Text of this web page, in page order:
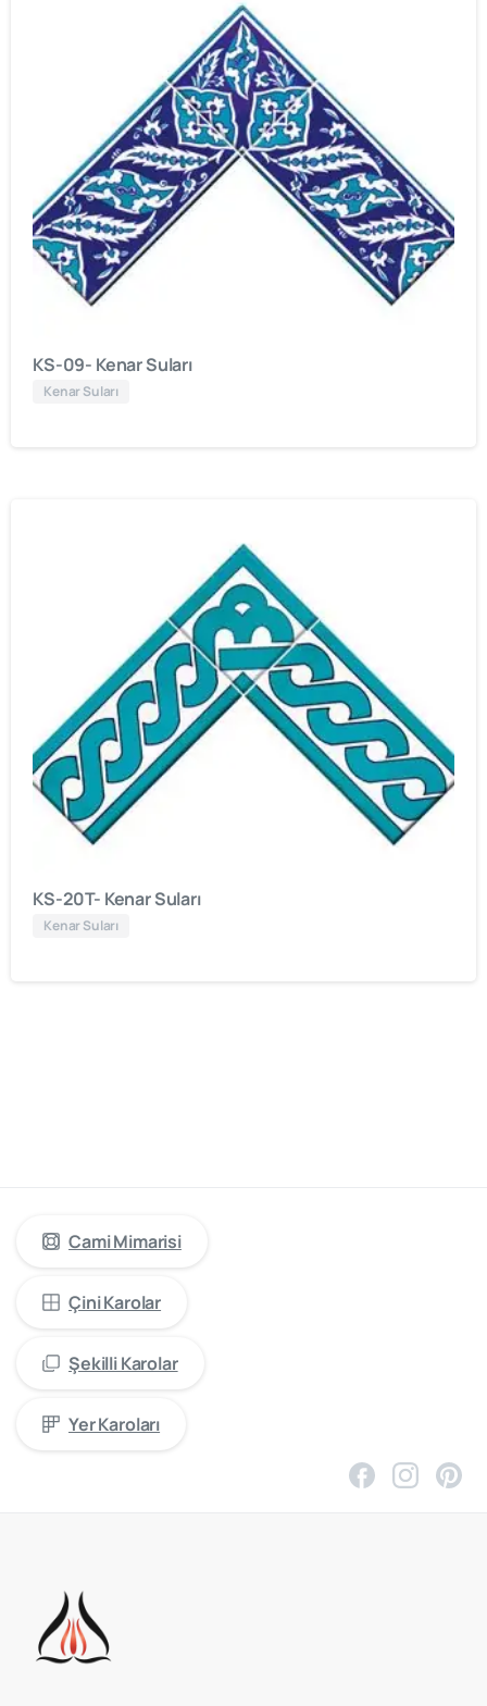
KS-09- Kenar Suları
Kenar Suları
KS-20T- Kenar Suları
Kenar Suları
Cami Mimarisi
Çini Karolar
Şekilli Karolar
Yer Karoları